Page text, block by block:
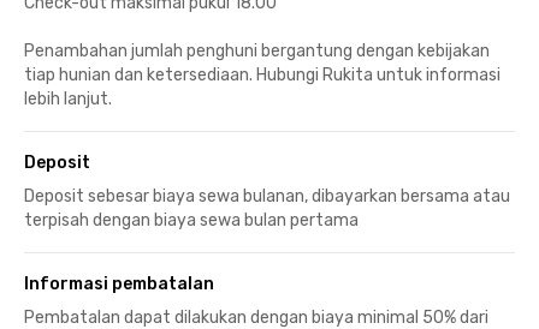
Penambahan jumlah penghuni bergantung dengan kebijakan
tiap hunian dan ketersediaan. Hubungi Rukita untuk informasi
lebih lanjut.
Deposit
Deposit sebesar biaya sewa bulanan, dibayarkan bersama atau
terpisah dengan biaya sewa bulan pertama
Informasi pembatalan
Pembatalan dapat dilakukan dengan biaya minimal 50% dari